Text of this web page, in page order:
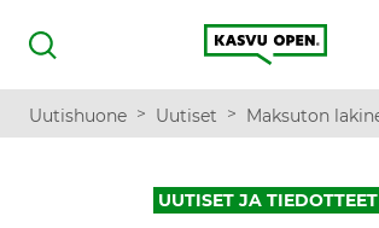
Haku
Kasvu Open
Uutishuone > Uutiset >
UUTISET JA TIEDOTTEET